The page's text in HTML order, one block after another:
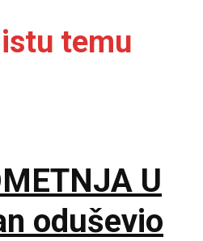
temu
U
oduševio